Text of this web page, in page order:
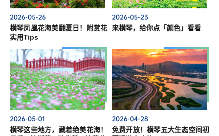
2026-05-26
横琴凤凰花海美翻夏日！附赏花
实用Tips
2026-05-23
来横琴，给你点「颜色」看看
2026-05-01
横琴这些地方，藏着绝美花海！
2026-04-28
免费开放！横琴五大生态空间初